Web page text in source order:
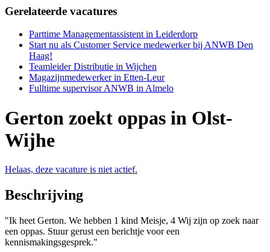
Gerelateerde vacatures
Parttime Managementassistent in Leiderdorp
Start nu als Customer Service medewerker bij ANWB Den
Haag!
Teamleider Distributie in Wijchen
Magazijnmedewerker in Etten-Leur
Fulltime supervisor ANWB in Almelo
Gerton zoekt oppas in Olst-
Wijhe
Helaas, deze vacature is niet actief.
Beschrijving
"Ik heet Gerton. We hebben 1 kind Meisje, 4 Wij zijn op zoek naar
een oppas. Stuur gerust een berichtje voor een
kennismakingsgesprek."